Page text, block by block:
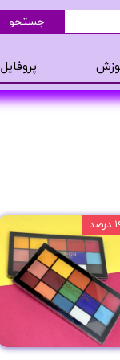
و ادکلن
پروفایل
جستجو